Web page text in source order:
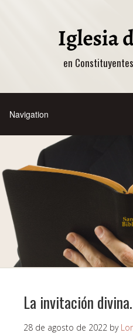
en
La invitación divina.
28 de agosto de 2022 by